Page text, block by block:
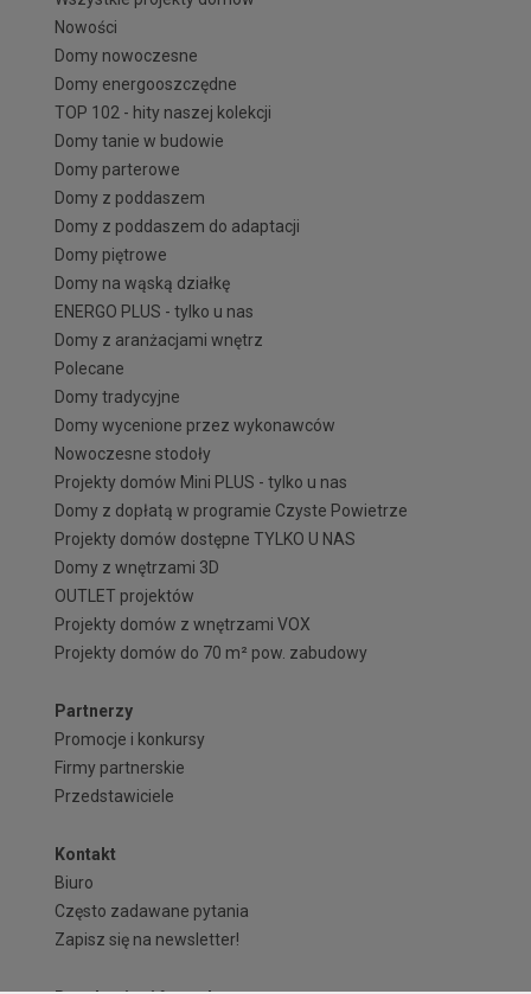
Nowości
Domy nowoczesne
Domy energooszczędne
TOP 102 - hity naszej kolekcji
Domy tanie w budowie
Domy parterowe
Domy z poddaszem
Domy z poddaszem do adaptacji
Domy piętrowe
Domy na wąską działkę
ENERGO PLUS - tylko u nas
Domy z aranżacjami wnętrz
Polecane
Domy tradycyjne
Domy wycenione przez wykonawców
Nowoczesne stodoły
Projekty domów Mini PLUS - tylko u nas
Domy z dopłatą w programie Czyste Powietrze
Projekty domów dostępne TYLKO U NAS
Domy z wnętrzami 3D
OUTLET projektów
Projekty domów z wnętrzami VOX
Projekty domów do 70 m² pow. zabudowy
Partnerzy
Promocje i konkursy
Firmy partnerskie
Przedstawiciele
Kontakt
Biuro
Często zadawane pytania
Zapisz się na newsletter!